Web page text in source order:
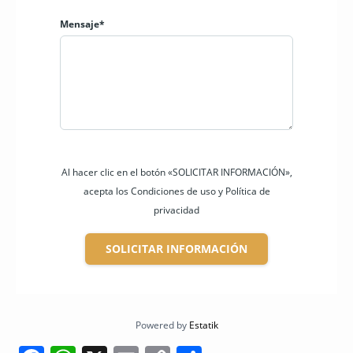
• Plantas y árboles frutales
• Huerto con árboles Limón, aguacate, mandarina, tomate de
éxito futuro
Mensaje*
Al hacer clic en el botón «SOLICITAR INFORMACIÓN»,
acepta los Condiciones de uso y Política de
privacidad
SOLICITAR INFORMACIÓN
Powered by Estatik